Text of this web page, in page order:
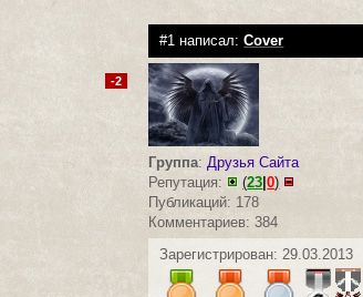
#1 написал:Cover
-2
Группа:Друзья Сайта
Репутация:
(23 |0)
Публикаций: 178
Комментариев: 384
Зарегистрирован: 29.03.2013